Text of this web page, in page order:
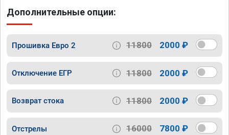
Дополнительные опции:
Прошивка Евро 2 11800 2000 ₽
Отключение ЕГР 11800 2000 ₽
Возврат стока 11800 2000 ₽
Отстрелы 16000 7800 ₽